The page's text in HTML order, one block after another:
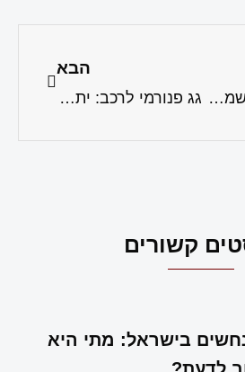
תיקון חלונות חשמל לרכב
הבא
גג פנורמי לרכב: יתרונות, חסרונות ותקלות שכדאי להכיר
קשורים
בישראל: מתי היא